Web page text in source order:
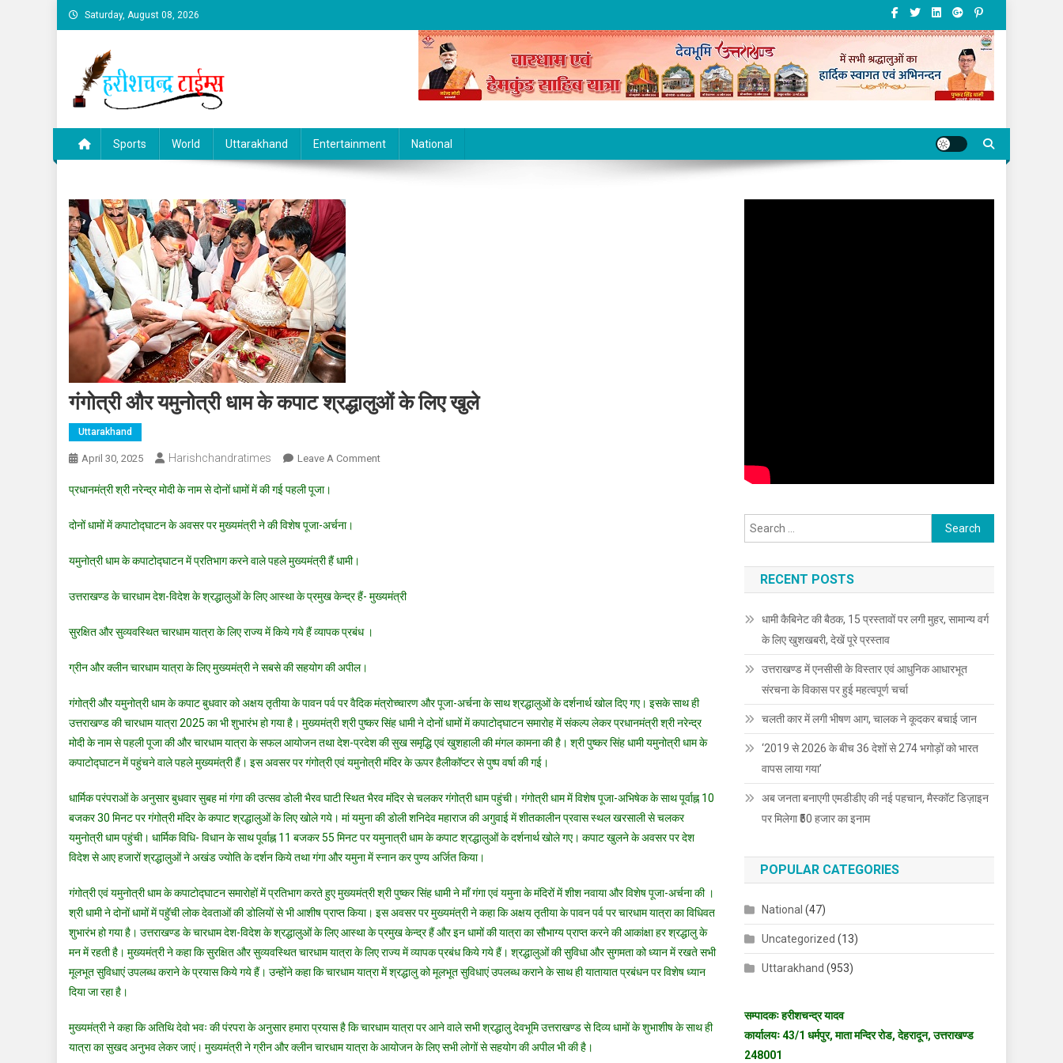
Skip
to
Saturday, August 08, 2026
Sports World Uttarakhand Entertainment National
गंगोत्री और यमुनोत्री धाम के कपाट श्रद्धालुओं के लिए खुले
Uttarakhand
April 30, 2025 Harishchandratimes Leave A CommentOn
के
प्रधानमंत्री श्री नरेन्द्र मोदी के नाम से दोनों धामों में की गई पहली पूजा।
दोनों धामों में कपाटोद्घाटन के अवसर पर मुख्यमंत्री ने की विशेष पूजा-अर्चना।
यमुनोत्री धाम के कपाटोद्घाटन में प्रतिभाग करने वाले पहले मुख्यमंत्री हैं धामी।
उत्तराखण्ड के चारधाम देश-विदेश के श्रद्धालुओं के लिए आस्था के प्रमुख केन्द्र हैं- मुख्यमंत्री
सुरक्षित और सुव्यवस्थित चारधाम यात्रा के लिए राज्य में किये गये हैं व्यापक प्रबंध ।
ग्रीन और क्लीन चारधाम यात्रा के लिए मुख्यमंत्री ने सबसे की सहयोग की अपील।
गंगोत्री और यमुनोत्री धाम के कपाट बुधवार को अक्षय तृतीया के पावन पर्व पर वैदिक मंत्रोच्चारण और पूजा-अर्चना के साथ श्रद्धालुओं के दर्शनार्थ खोल दिए गए। इसके साथ ही
उत्तराखण्ड की चारधाम यात्रा 2025 का भी शुभारंभ हो गया है। मुख्यमंत्री श्री पुष्कर सिंह धामी ने दोनों धामों में कपाटोद्घाटन समारोह में संकल्प लेकर प्रधानमंत्री श्री नरेन्द्र
मोदी के नाम से पहली पूजा की और चारधाम यात्रा के सफल आयोजन तथा देश-प्रदेश की सुख समृद्धि एवं खुशहाली की मंगल कामना की है। श्री पुष्कर सिंह धामी यमुनोत्री धाम के
कपाटोद्घाटन में पहुंचने वाले पहले मुख्यमंत्री हैं। इस अवसर पर गंगोत्री एवं यमुनोत्री मंदिर के ऊपर हैलीकॉप्टर से पुष्प वर्षा की गई।
धार्मिक परंपराओं के अनुसार बुधवार सुबह मां गंगा की उत्सव डोली भैरव घाटी स्थित भैरव मंदिर से चलकर गंगोत्री धाम पहुंची। गंगोत्री धाम में विशेष पूजा-अभिषेक के साथ पूर्वाह्न 10
बजकर 30 मिनट पर गंगोत्री मंदिर के कपाट श्रद्धालुओं के लिए खोले गये। मां यमुना की डोली शनिदेव महाराज की अगुवाई में शीतकालीन प्रवास स्थल खरसाली से चलकर
यमुनोत्री धाम पहुंची। धार्मिक विधि- विधान के साथ पूर्वाह्न 11 बजकर 55 मिनट पर यमुनात्री धाम के कपाट श्रद्धालुओं के दर्शनार्थ खोले गए। कपाट खुलने के अवसर पर देश
विदेश से आए हजारों श्रद्धालुओं ने अखंड ज्योति के दर्शन किये तथा गंगा और यमुना में स्नान कर पुण्य अर्जित किया।
गंगोत्री एवं यमुनोत्री धाम के कपाटोद्घाटन समारोहों में प्रतिभाग करते हुए मुख्यमंत्री श्री पुष्कर सिंह धामी ने मॉं गंगा एवं यमुना के मंदिरों में शीश नवाया और विशेष पूजा-अर्चना की ।
श्री धामी ने दोनों धामों में पहॅुची लोक देवताओं की डोलियों से भी आशीष प्राप्त किया। इस अवसर पर मुख्यमंत्री ने कहा कि अक्षय तृतीया के पावन पर्व पर चारधाम यात्रा का विधिवत
शुभारंभ हो गया है। उत्तराखण्ड के चारधाम देश-विदेश के श्रद्धालुओं के लिए आस्था के प्रमुख केन्द्र हैं और इन धामों की यात्रा का सौभाग्य प्राप्त करने की आकांक्षा हर श्रद्धालु के
मन में रहती है। मुख्यमंत्री ने कहा कि सुरक्षित और सुव्यवस्थित चारधाम यात्रा के लिए राज्य में व्यापक प्रबंध किये गये हैं। श्रद्धालुओं की सुविधा और सुगमता को ध्यान में रखते सभी
मूलभूत सुविधाएं उपलब्ध कराने के प्रयास किये गये हैं। उन्होंने कहा कि चारधाम यात्रा में श्रद्धालु को मूलभूत सुविधाएं उपलब्ध कराने के साथ ही यातायात प्रबंधन पर विशेष ध्यान
दिया जा रहा है।
मुख्यमंत्री ने कहा कि अतिथि देवो भवः की पंरपरा के अनुसार हमारा प्रयास है कि चारधाम यात्रा पर आने वाले सभी श्रद्धालु देवभूमि उत्तराखण्ड से दिव्य धामों के शुभाशीष के साथ ही
यात्रा का सुखद अनुभव लेकर जाएं। मुख्यमंत्री ने ग्रीन और क्लीन चारधाम यात्रा के आयोजन के लिए सभी लोगों से सहयोग की अपील भी की है।
Search
for:
RECENT POSTS
धामी कैबिनेट की बैठक, 15 प्रस्तावों पर लगी मुहर, सामान्य वर्ग
के लिए खुशखबरी, देखें पूरे प्रस्ताव
उत्तराखण्ड में एनसीसी के विस्तार एवं आधुनिक आधारभूत
संरचना के विकास पर हुई महत्वपूर्ण चर्चा
चलती कार में लगी भीषण आग, चालक ने कूदकर बचाई जान
‘2019 से 2026 के बीच 36 देशों से 274 भगोड़ों को भारत
वापस लाया गया’
अब जनता बनाएगी एमडीडीए की नई पहचान, मैस्कॉट डिज़ाइन
पर मिलेगा ₹50 हजार का इनाम
POPULAR CATEGORIES
National (47)
Uncategorized (13)
Uttarakhand (953)
सम्पादकः हरीशचन्द्र यादव
कार्यालयः 43/1 धर्मपुर, माता मन्दिर रोड, देहरादून, उत्तराखण्ड
248001